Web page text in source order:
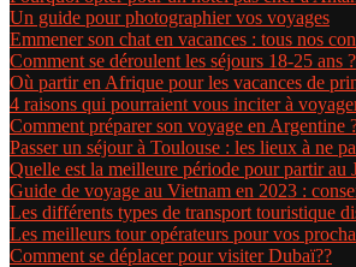
Un guide pour photographier vos voyages
Emmener son chat en vacances : tous nos
Comment se déroulent les séjours 18-25 ans ?
Où partir en Afrique pour les vacances de
4 raisons qui pourraient vous inciter à
Comment préparer son voyage en Argentine
Passer un séjour à Toulouse : les lieux à ne
Quelle est la meilleure période pour partir au
Guide de voyage au Vietnam en 2023 :
Les différents types de transport touristique
Les meilleurs tour opérateurs pour vos
Comment se déplacer pour visiter Dubaï??